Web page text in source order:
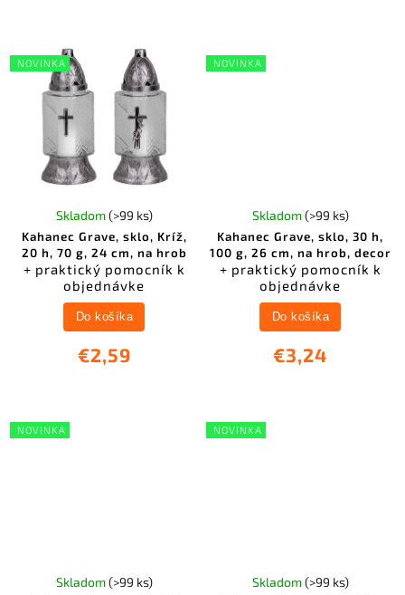
NOVINKA
Kahanec Grave, sklo, Kríž,
20 h, 70 g, 24 cm, na hrob
+ praktický pomocník k
objednávke
Skladom(>99 ks)
€2,59
Do košíka
NOVINKA
Kahanec Grave, sklo, 30 h,
100 g, 26 cm, na hrob, decor
+ praktický pomocník k
objednávke
Skladom(>99 ks)
€3,24
Do košíka
NOVINKA
Skladom(>99 ks)
NOVINKA
Skladom(>99 ks)